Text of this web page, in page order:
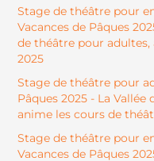
Stage de théâtre pour
Vacances de Pâques
de théâtre pour adultes,
2025
Stage de théâtre pour
Pâques 2025 - La Vallée
anime les cours de
Stage de théâtre pour
Vacances de Pâques